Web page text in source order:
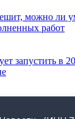
можно ли
работ
запустить в